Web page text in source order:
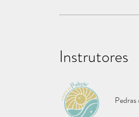
Instrutores